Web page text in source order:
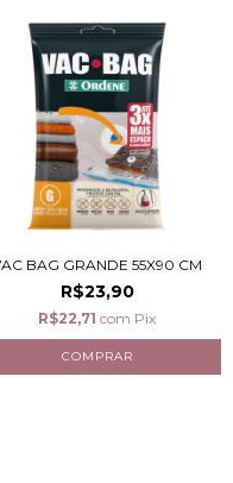
BAG GRANDE 55X90 CM
R$23,90
R$22,71 com Pix